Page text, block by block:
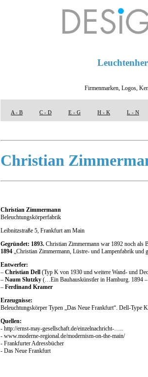
Firmenmarken, Logos,
A - B C - D E - G H - K L - N
Christian
Christian Zimmermann
Beleuchtungskörperfabrik
Leibnitzstraße 5, Frankfurt am Main
Gegründet: 1893. Christian Zimmermann war 1892 noch als
1894 „Christian Zimmermann, Lüstre- und Lampenfabrik und
Entwerfer:
– Christian Dell (Typ K von 1930 und weitere Wand- und
– Naum Slutzky (…Ein Bauhauskünstler in Hamburg. 1894
– Ferdinand Kramer
Erzeugnisse:
Beleuchtungskörper Typen „Das Neue Frankfurt“. Dell-Type
Quellen:
- http://ernst-may-gesellschaft.de/einzelnachricht-…..
- www.moderne-regional.de/modernism-on-the-main/
- Frankfurter Adressbücher
- Das Neue Frankfurt